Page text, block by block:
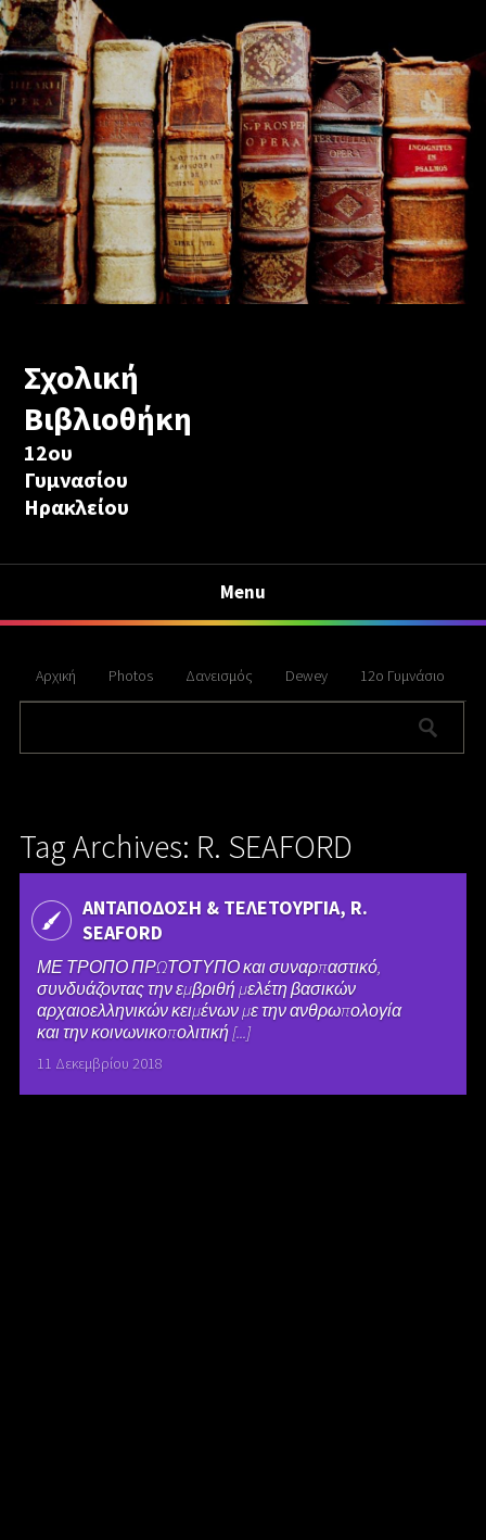
Σχολική
Βιβλιοθήκη
12ου
Γυμνασίου
Ηρακλείου
Menu
Αρχική Photos Δανεισμός Dewey 12ο Γυμνάσιο
Tag Archives: R. SEAFORD
ΑΝΤΑΠΟΔΟΣΗ & ΤΕΛΕΤΟΥΡΓΙΑ, R.
SEAFORD
ΜΕ ΤΡΟΠΟ ΠΡΩΤΟΤΥΠΟ και συναρπαστικό,
συνδυάζοντας την εμβριθή μελέτη βασικών
αρχαιοελληνικών κειμένων με την ανθρωπολογία
και την κοινωνικοπολιτική [...]
11 Δεκεμβρίου 2018